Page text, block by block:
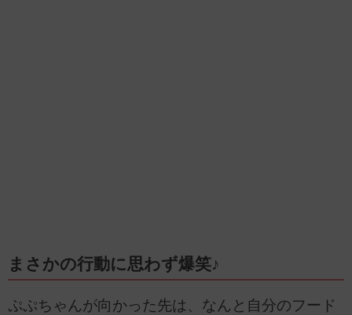
まさかの行動に思わず爆笑♪
ぷぷちゃんが向かった先は、なんと自分のフード